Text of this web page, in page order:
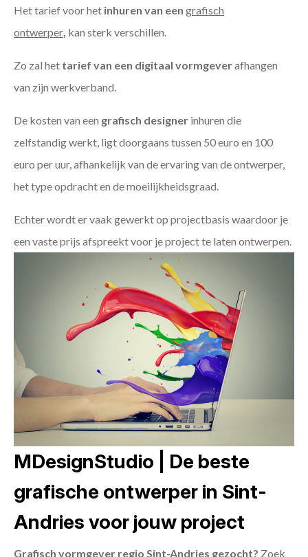
Het tarief voor het inhuren van een grafisch
ontwerper kan sterk verschillen.
Zo zal het tarief van een digitaal vormgeverafhangen
van zijn werkverband.
De kosten van een grafisch designer inhuren die
zelfstandig werkt, ligt doorgaans tussen 50 euro en 100
euro per uur, afhankelijk van de ervaring van de ontwerper,
het type opdracht en de moeilijkheidsgraad.
Echter wordt er vaak gewerkt op projectbasis waardoor je
een vaste prijs afspreekt voor je project te laten ontwerpen.
MDesignStudio | De beste
grafische ontwerper in Sint-
Andries voor jouw project
Grafisch vormgever regio Sint-Andries gezocht? Zoek